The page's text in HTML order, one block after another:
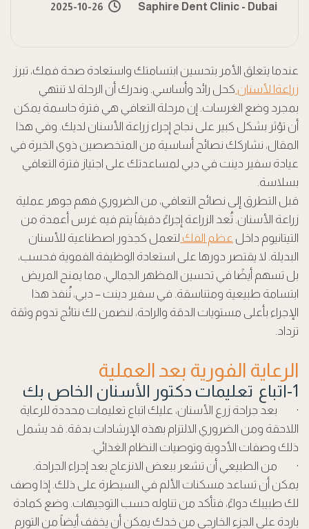
Saphire Dent Clinic - Dubai
2025-10-26
عندما يتعلق الأمر بتحسين ابتسامتك واستعادة صحة فمك، تبرز
زراعةا لأسنان كحل رائد وأساسي. وندرك أن الرحلة لا تنتهي
بمجرد وضع الغرسات. إن مرحلة التعافي هي فترة حاسمة يمكن
أن تؤثر بشكل كبير على نجاح إجراء زراعة الأسنان لديك. وفي هذا
المقال، نشاركك نصائح أساسية من المتخصصين ذوي الخبرة في
عيادة سفير دينت في دبي لمساعدتك على اجتياز فترة التعافي
بسلاسة.
قبل التطرق إلى نصائح التعافي، من الضروري فهم جوهر عملية
زراعة الأسنان. تُعد الزراعة إجراءً دقيقاً يتم فيه غرس أعمدة من
التيتانيوم داخل عظم الفك لتعمل كجذور اصطناعية للأسنان
البديلة. لا يقتصر دورها على استعادة الوظيفة الفموية فحسب،
بل تسهم أيضًا في تحسين المظهر الجمالي، مما يمنح المريض
ابتسامة طبيعية ومتناسقة. في سفير دينت – دبي، نُنفذ هذا
الإجراء بأعلى مستويات الدقة والراحة، لنضمن لك نتائج تدوم وثقة
تزداد.
الرعاية الفورية بعد العملية
1-اتباع تعليمات دكتور الأسنان الخاص بك
· بعد جراحة زرع الأسنان، عليك اتباع تعليمات محددة للرعاية
اللاحقة ومن الضروري الالتزام بهذه الإرشادات بدقة. قد يشمل
ذلك وصفات الأدوية وتوصيات النظام الغذائي.
· من الطبيعي أن تشعر ببعض الانزعاج بعد إجراء الجراحة.
يمكن أن تساعد مسكنات الألم في السيطرة على ذلك. إذا وصف
لك طبيبك دواءً، فتأكد من تناوله حسب التوجيهات. وضع كمادة
باردة على الجزء الخارجي من خدك يمكن أن يخفف أيضاً من التورم